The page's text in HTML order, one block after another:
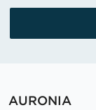
AURONIA